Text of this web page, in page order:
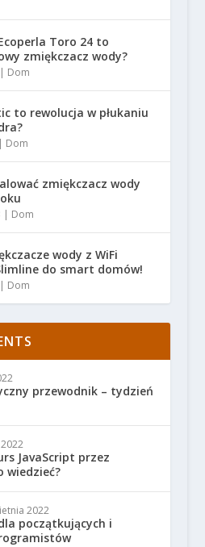
Toro 24 to
zmiękczacz wody?
Dom
to rewolucja w płukaniu
| Dom
zmiękczacz wody
| Dom
wody z WiFi
do smart domów!
| Dom
przewodnik – tydzień
JavaScript przez
wiedzieć?
2022
początkujących i